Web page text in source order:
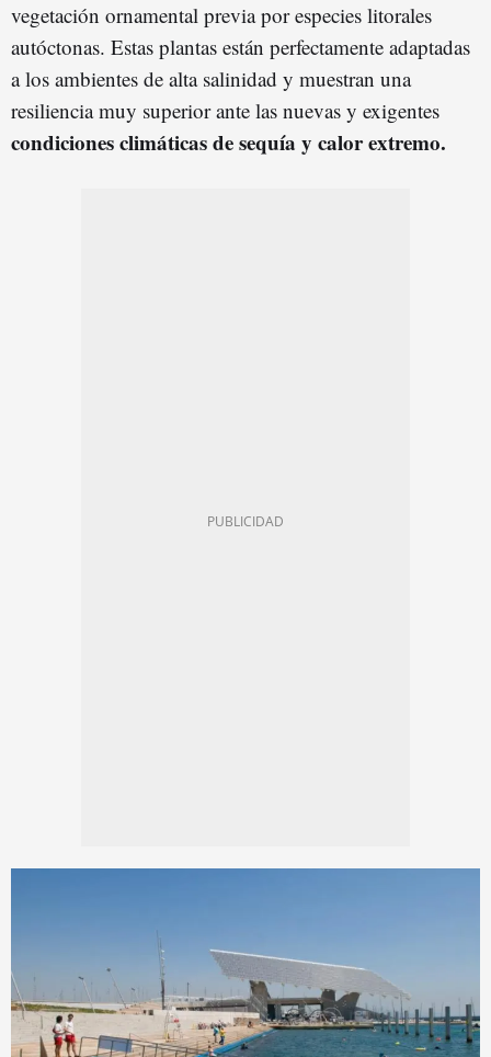
vegetación ornamental previa por especies litorales
autóctonas. Estas plantas están perfectamente adaptadas
a los ambientes de alta salinidad y muestran una
resiliencia muy superior ante las nuevas y exigentes
condiciones climáticas de sequía y calor extremo.